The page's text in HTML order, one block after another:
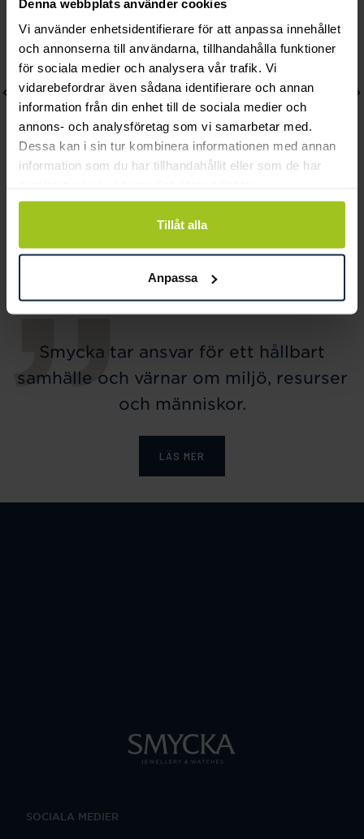
Denna webbplats använder cookies
Vi använder enhetsidentifierare för att anpassa innehållet
och annonserna till användarna, tillhandahålla funktioner
för sociala medier och analysera vår trafik. Vi
vidarebefordrar även sådana identifierare och annan
information från din enhet till de sociala medier och
annons- och analysföretag som vi samarbetar med.
Dessa kan i sin tur kombinera informationen med annan
information som du har tillhandahållit eller som de har
Tillåt alla
Anpassa
Efva Attling
mm
Efva Attling
Hooked On A Feeling
Bracelet
Pris
2 600 kr
Smycka tar ansvar för ett hållbart
samhälle och värnar om miljö, resurser
och människor.
LÄS MER
SOCIALA MEDIER